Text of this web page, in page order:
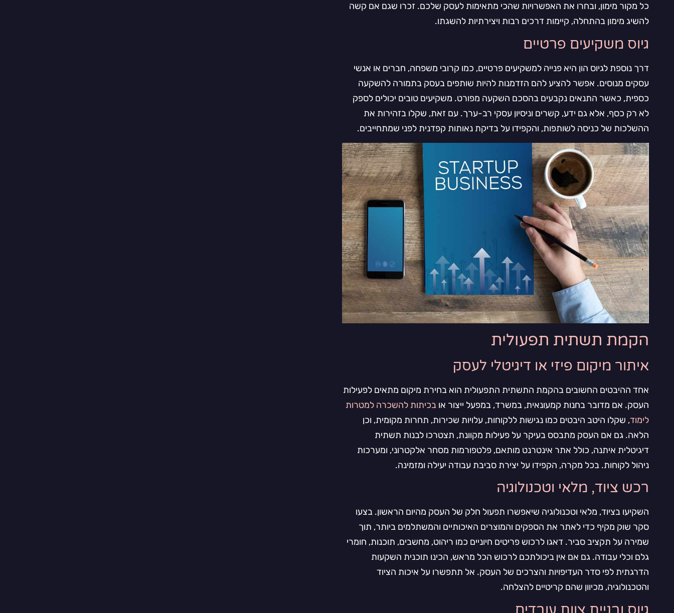
כל מקור מימון, ובחרו את האפשרויות שהכי מתאימות לעסק שלכם. זכרו שגם אם קשה
להשיג מימון בהתחלה, קיימות דרכים רבות ויצירתיות להשגתו.
גיוס משקיעים פרטיים
דרך נוספת לגיוס הון היא פנייה למשקיעים פרטיים, כמו קרובי משפחה, חברים או אנשי
עסקים מנוסים. אפשר להציע להם הזדמנות להיות שותפים בעסק בתמורה להשקעה
כספית, כאשר התנאים נקבעים בהסכם השקעה מפורט. משקיעים טובים יכולים לספק
לא רק כסף, אלא גם ידע, קשרים וניסיון עסקי רב-ערך. עם זאת, שקלו בזהירות את
ההשלכות של כניסה לשותפות, והקפידו על בדיקת נאותות קפדנית לפני שמתחייבים.
הקמת תשתית תפעולית
איתור מיקום פיזי או דיגיטלי לעסק
אחד ההיבטים החשובים בהקמת התשתית התפעולית הוא בחירת מיקום מתאים לפעילות
העסק. אם מדובר בחנות קמעונאית, במשרד, במפעל ייצור או בכיתות להשכרה למטרות
לימוד, שקלו היטב היבטים כמו נגישות ללקוחות, עלויות שכירות, תחרות מקומית, וכן
הלאה. גם אם העסק מתבסס בעיקר על פעילות מקוונת, תצטרכו לבנות תשתית
דיגיטלית איתנה, כולל אתר אינטרנט מותאם, פלטפורמות מסחר אלקטרוני, ומערכות
ניהול לקוחות. בכל מקרה, הקפידו על יצירת סביבת עבודה יעילה ומזמינה.
רכש ציוד, מלאי וטכנולוגיה
השקיעו בציוד, מלאי וטכנולוגיה שיאפשרו תפעול חלק של העסק מהיום הראשון. בצעו
סקר שוק מקיף כדי לאתר את הספקים והמוצרים האיכותיים והמשתלמים ביותר, תוך
שמירה על תקציב סביר. דאגו לרכוש פריטים חיוניים כמו ריהוט, מחשבים, תוכנות, חומרי
גלם וכלי עבודה. גם אם אין ביכולתכם לרכוש הכל מראש, הכינו תוכנית השקעות
הדרגתית לפי סדר העדיפויות והצרכים של העסק. אל תתפשרו על איכות הציוד
והטכנולוגיה, מכיוון שהם קריטיים להצלחה.